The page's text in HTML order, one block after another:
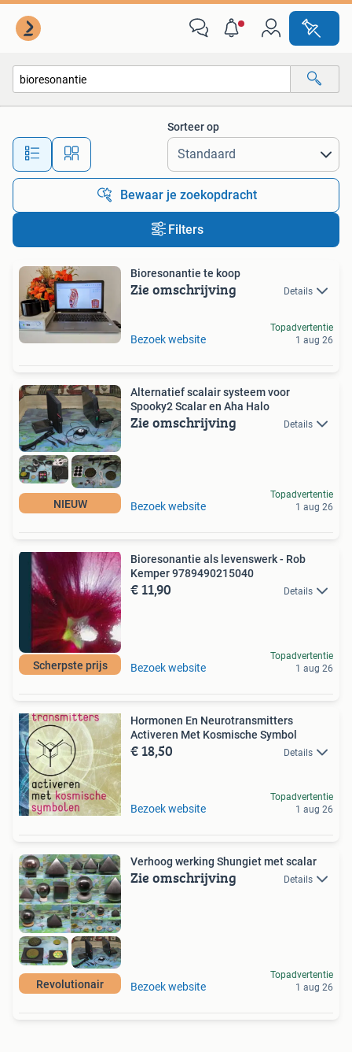
Alle afstanden…
Sorteer op
Bewaar je zoekopdracht
Filters
Bioresonantie te koop
Zie omschrijving Details
Bezoek website
Topadvertentie
1 aug 26
NIEUW
Alternatief scalair systeem voor
Spooky2 Scalar en Aha Halo
Zie omschrijving Details
Bezoek website
Topadvertentie
1 aug 26
Scherpste prijs
Bioresonantie als levenswerk - Rob
Kemper 9789490215040
€ 11,90 Details
Bezoek website
Topadvertentie
1 aug 26
Hormonen En Neurotransmitters
Activeren Met Kosmische Symbol
€ 18,50 Details
Bezoek website
Topadvertentie
1 aug 26
Revolutionair
Verhoog werking Shungiet met scalar
Zie omschrijving Details
Bezoek website
Topadvertentie
1 aug 26